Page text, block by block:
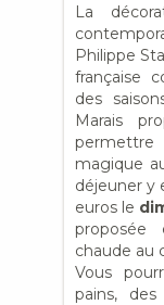
La
Philippe
française
des
Marais
magique
déjeuner y
euros le
proposée
chaude au
Vous
pains,